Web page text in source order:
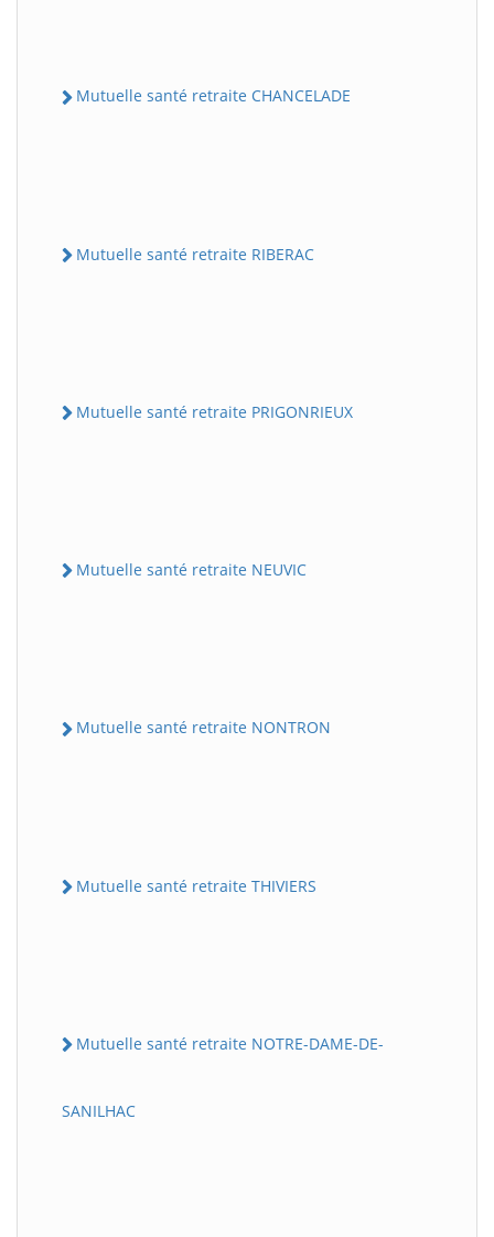
Mutuelle santé retraite CHANCELADE
Mutuelle santé retraite RIBERAC
Mutuelle santé retraite PRIGONRIEUX
Mutuelle santé retraite NEUVIC
Mutuelle santé retraite NONTRON
Mutuelle santé retraite THIVIERS
Mutuelle santé retraite NOTRE-DAME-DE-
SANILHAC